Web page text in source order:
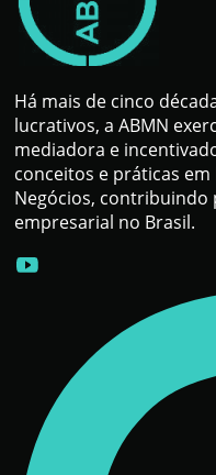
Há mais de cinco
lucrativos, a ABMN
mediadora e
conceitos e práticas
Negócios, contribuindo
empresarial no Brasil.